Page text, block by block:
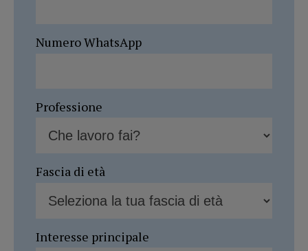
Numero WhatsApp
Professione
Fascia di età
Interesse principale